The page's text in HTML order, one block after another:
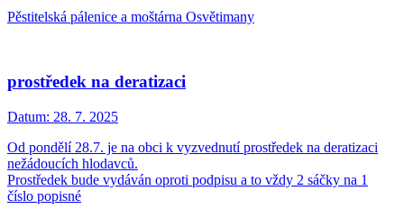
Pěstitelská pálenice a moštárna Osvětimany
prostředek na deratizaci
Datum: 28. 7. 2025
Od pondělí 28.7. je na obci k vyzvednutí prostředek na deratizaci
nežádoucích hlodavců.
Prostředek bude vydáván oproti podpisu a to vždy 2 sáčky na 1
číslo popisné